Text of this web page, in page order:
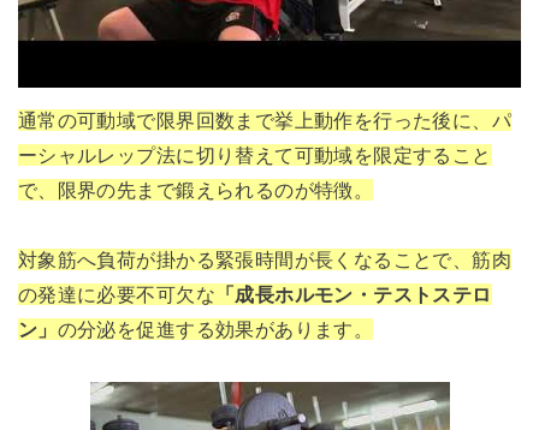
通常の可動域で限界回数まで挙上動作を行った後に、パ
ーシャルレップ法に切り替えて可動域を限定すること
で、限界の先まで鍛えられるのが特徴。
対象筋へ負荷が掛かる緊張時間が長くなることで、筋肉
の発達に必要不可欠な 「成長ホルモン・テストステロ
ン」 の分泌を促進する効果があります。